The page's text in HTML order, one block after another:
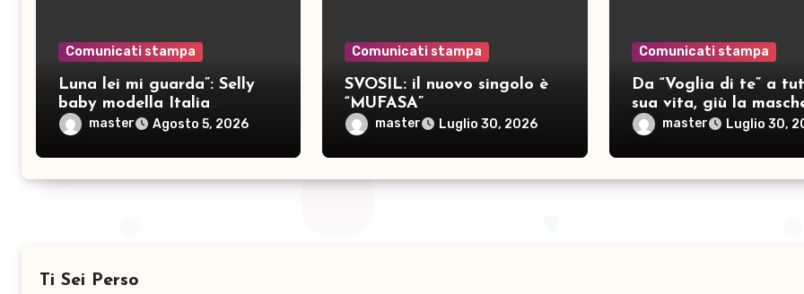
Comunicati stampa
Luna lei mi guarda”: Selly
baby modella Italia
pubblica nove brani inediti
master Agosto 5, 2026
Comunicati stampa
SVOSIL: il nuovo singolo è
“MUFASA”
master Luglio 30, 2026
Comunicati stampa
Da “Voglia di te” a
sua vita, giù la
per SAMAR
master Luglio 30,
Ti Sei Perso